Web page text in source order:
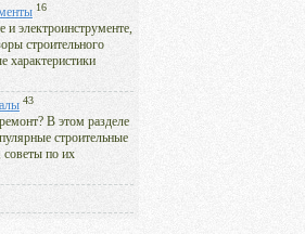
16
и электроинструменте,
строительного
характеристики
43
В этом разделе
строительные
советы по их